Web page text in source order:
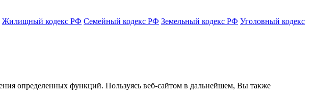
Жилищный кодекс РФ Семейный кодекс РФ Земельный кодекс РФ Уголовный кодекс
определенных функций. Пользуясь веб-сайтом в дальнейшем, Вы также